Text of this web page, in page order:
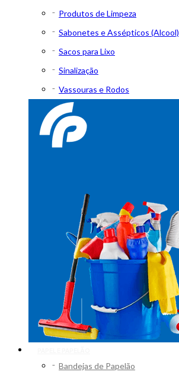
Produtos de Limpeza
Sabonetes e Assépticos (Alcool)
Sacos para Lixo
Sinalização
Vassouras e Rodos
Bandejas de Papelão